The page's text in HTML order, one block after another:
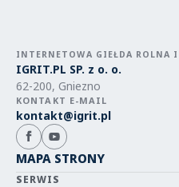
INTERNETOWA GIEŁDA ROLNA
IGRIT.PL SP. z o. o.
62-200, Gniezno
KONTAKT E-MAIL
kontakt@igrit.pl
MAPA STRONY
SERWIS